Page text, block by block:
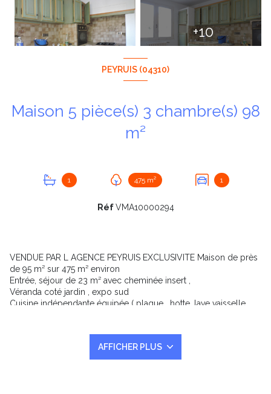
+10
PEYRUIS (04310)
Maison 5 pièce(s) 3 chambre(s) 98
m²
1 475 m² 1
RéfVMA10000294
VENDUE PAR L AGENCE PEYRUIS EXCLUSIVITE Maison de près
de 95 m² sur 475 m² environ
Entrée, séjour de 23 m² avec cheminée insert ,
Véranda coté jardin , expo sud
Cuisine indépendante équipée ( plaque , hotte, lave vaisselle ,
A l'étage : 3 chambres dont 2 avec placards dressing et
AFFICHER PLUS